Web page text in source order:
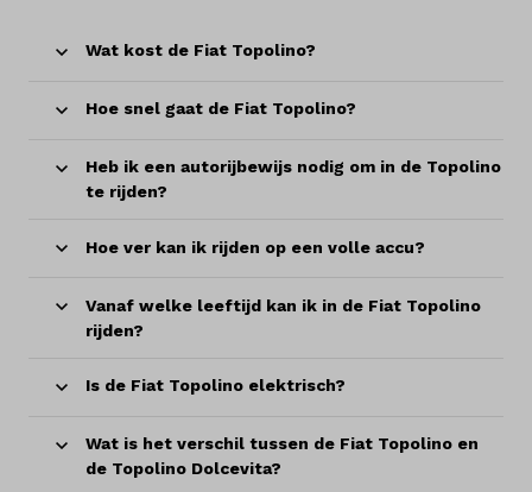
Wat kost de Fiat Topolino?
Hoe snel gaat de Fiat Topolino?
Heb ik een autorijbewijs nodig om in de Topolino
te rijden?
Hoe ver kan ik rijden op een volle accu?
Vanaf welke leeftijd kan ik in de Fiat Topolino
rijden?
Is de Fiat Topolino elektrisch?
Wat is het verschil tussen de Fiat Topolino en
de Topolino Dolcevita?